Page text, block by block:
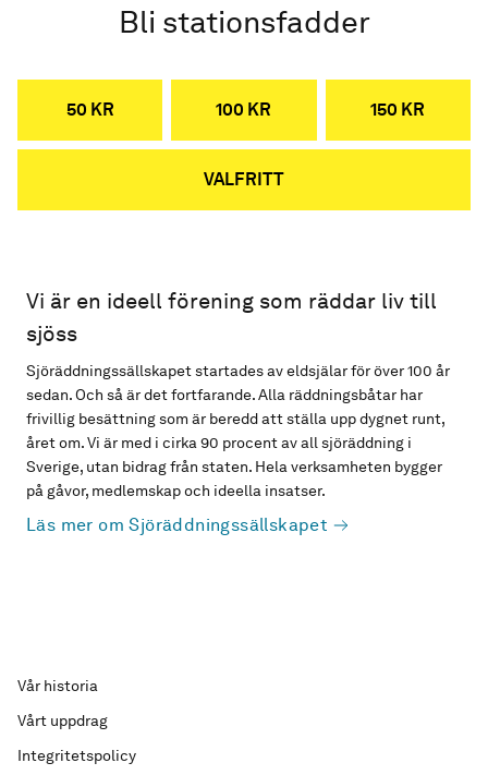
Bli stationsfadder
50 KR 100 KR 150 KR
VALFRITT
Vi är en ideell förening som räddar liv till
sjöss
Sjöräddningssällskapet startades av eldsjälar för över 100 år
sedan. Och så är det fortfarande. Alla räddningsbåtar har
frivillig besättning som är beredd att ställa upp dygnet runt,
året om. Vi är med i cirka 90 procent av all sjöräddning i
Sverige, utan bidrag från staten. Hela verksamheten bygger
på gåvor, medlemskap och ideella insatser.
Läs mer om Sjöräddningssällskapet
Vår historia
Vårt uppdrag
Integritetspolicy